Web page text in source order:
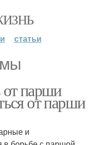
статьи
от парши
от парши
и